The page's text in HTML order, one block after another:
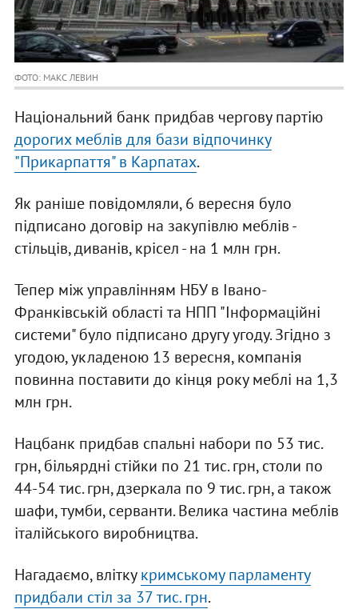
ФОТО: МАКС ЛЕВИН
Національний банк придбав чергову партію
дорогих меблів для бази відпочинку
"Прикарпаття" в Карпатах.
Як раніше повідомляли, 6 вересня було
підписано договір на закупівлю меблів -
стільців, диванів, крісел - на 1 млн грн.
Тепер між управлінням НБУ в Івано-
Франківській області та НПП "Інформаційні
системи" було підписано другу угоду. Згідно з
угодою, укладеною 13 вересня, компанія
повинна поставити до кінця року меблі на 1,3
млн грн.
Нацбанк придбав спальні набори по 53 тис.
грн, більярдні стійки по 21 тис. грн, столи по
44-54 тис. грн, дзеркала по 9 тис. грн, а також
шафи, тумби, серванти. Велика частина меблів
італійського виробництва.
Нагадаємо, вліткукримському парламенту
придбали стіл за 37 тис. грн.